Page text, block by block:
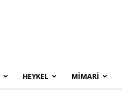
HEYKEL MIMARI